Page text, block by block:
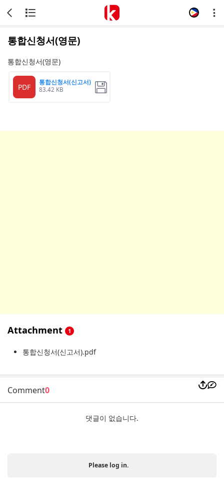
통합신청서(영문)
통합신청서(영문)
PDF
통합신청서(신고서)
83.42 KB
Attachment 1
통합신청서(신고서).pdf
Comment0
댓글이 없습니다.
Please log in.